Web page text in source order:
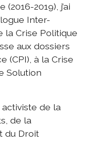
2019), j’ai
Inter-
la Crise Politique
aux dossiers
(CPI), à la Crise
Solution
activiste de la
de la
du Droit